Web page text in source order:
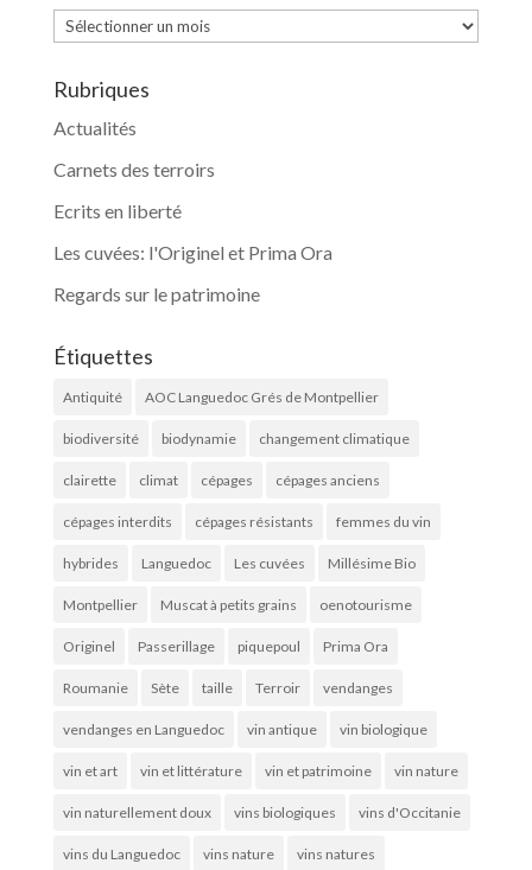
Archives
Rubriques
Actualités
Carnets des terroirs
Ecrits en liberté
Les cuvées: l'Originel et Prima Ora
Regards sur le patrimoine
Étiquettes
Antiquité AOC Languedoc Grés de Montpellier
biodiversité biodynamie changement climatique
clairette climat cépages cépages anciens
cépages interdits cépages résistants femmes du vin
hybrides Languedoc Les cuvées Millésime Bio
Montpellier Muscat à petits grains oenotourisme
Originel Passerillage piquepoul Prima Ora
Roumanie Sète taille Terroir vendanges
vendanges en Languedoc vin antique vin biologique
vin et art vin et littérature vin et patrimoine vin nature
vin naturellement doux vins biologiques vins d'Occitanie
vins du Languedoc vins nature vins natures